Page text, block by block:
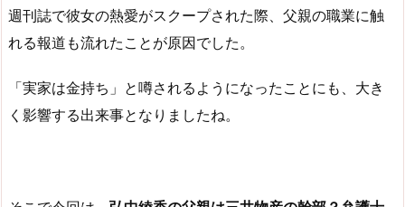
週刊誌で彼女の熱愛がスクープされた際、父親の職業に触
れる報道も流れたことが原因でした。
「実家は金持ち」と噂されるようになったことにも、大き
く影響する出来事となりましたね。